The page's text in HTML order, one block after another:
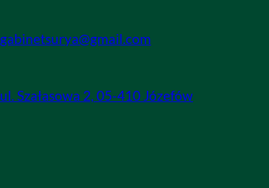
gabinetsurya@gmail.com
ul. Szałasowa 2, 05-410 Józefów